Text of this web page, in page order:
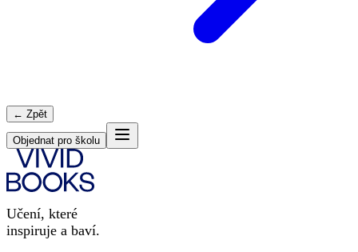
← Zpět
Objednat pro školu
Učení, které
inspiruje a baví.